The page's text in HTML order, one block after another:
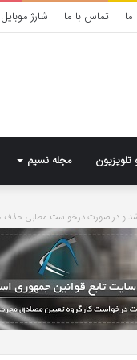
تماس با ما شارژ موبایل
تلویزیون مجله نسیم
و در صورت درخواست مطلبی